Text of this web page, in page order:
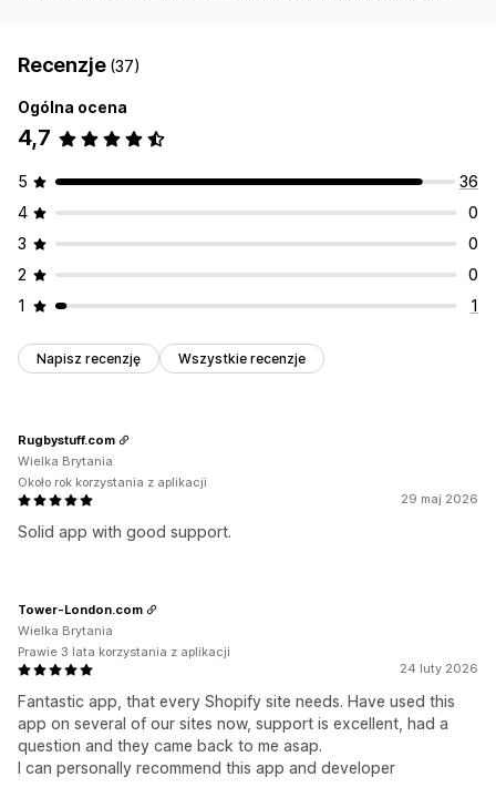
Recenzje (37)
Ogólna ocena
4,7
5
36
4
0
3
0
2
0
1
1
Napisz recenzję Wszystkie recenzje
29 maj 2026
Solid app with good support.
Rugbystuff.com
Wielka Brytania
Około rok korzystania z aplikacji
24 luty 2026
Fantastic app, that every Shopify site needs. Have used this
app on several of our sites now, support is excellent, had a
question and they came back to me asap.
I can personally recommend this app and developer
Tower-London.com
Wielka Brytania
Prawie 3 lata korzystania z aplikacji